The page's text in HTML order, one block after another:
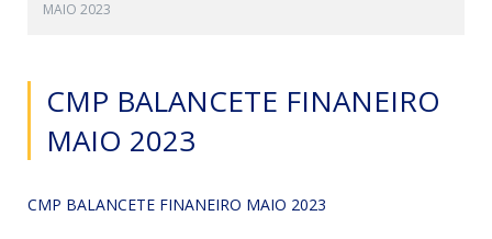
MAIO 2023
CMP BALANCETE FINANEIRO
MAIO 2023
CMP BALANCETE FINANEIRO MAIO 2023